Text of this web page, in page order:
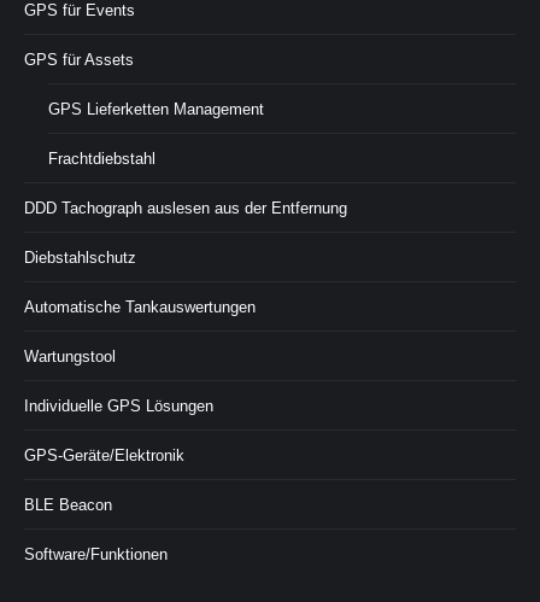
GPS für Events
GPS für Assets
GPS Lieferketten Management
Frachtdiebstahl
DDD Tachograph auslesen aus der Entfernung
Diebstahlschutz
Automatische Tankauswertungen
Wartungstool
Individuelle GPS Lösungen
GPS-Geräte/Elektronik
BLE Beacon
Software/Funktionen